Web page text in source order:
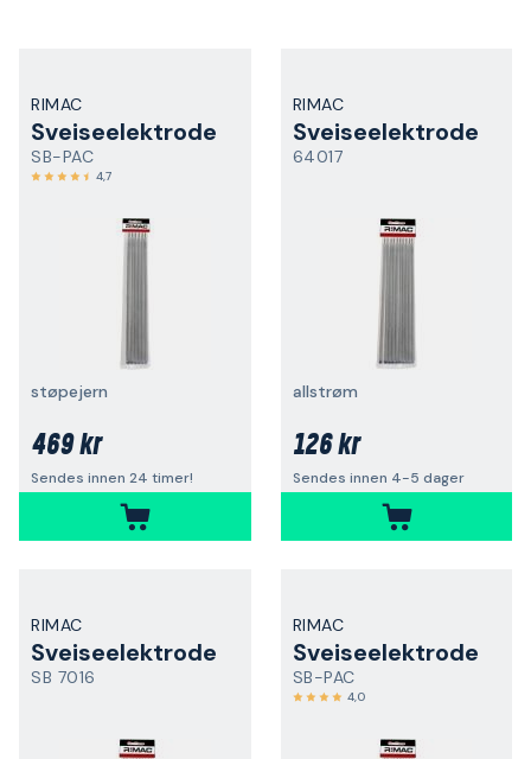
RIMAC
Sveiseelektrode
SB-PAC
4,7
støpejern
469 kr
Sendes innen 24 timer!
RIMAC
Sveiseelektrode
64017
allstrøm
126 kr
Sendes innen 4-5 dager
RIMAC
Sveiseelektrode
SB 7016
RIMAC
Sveiseelektrode
SB-PAC
4,0